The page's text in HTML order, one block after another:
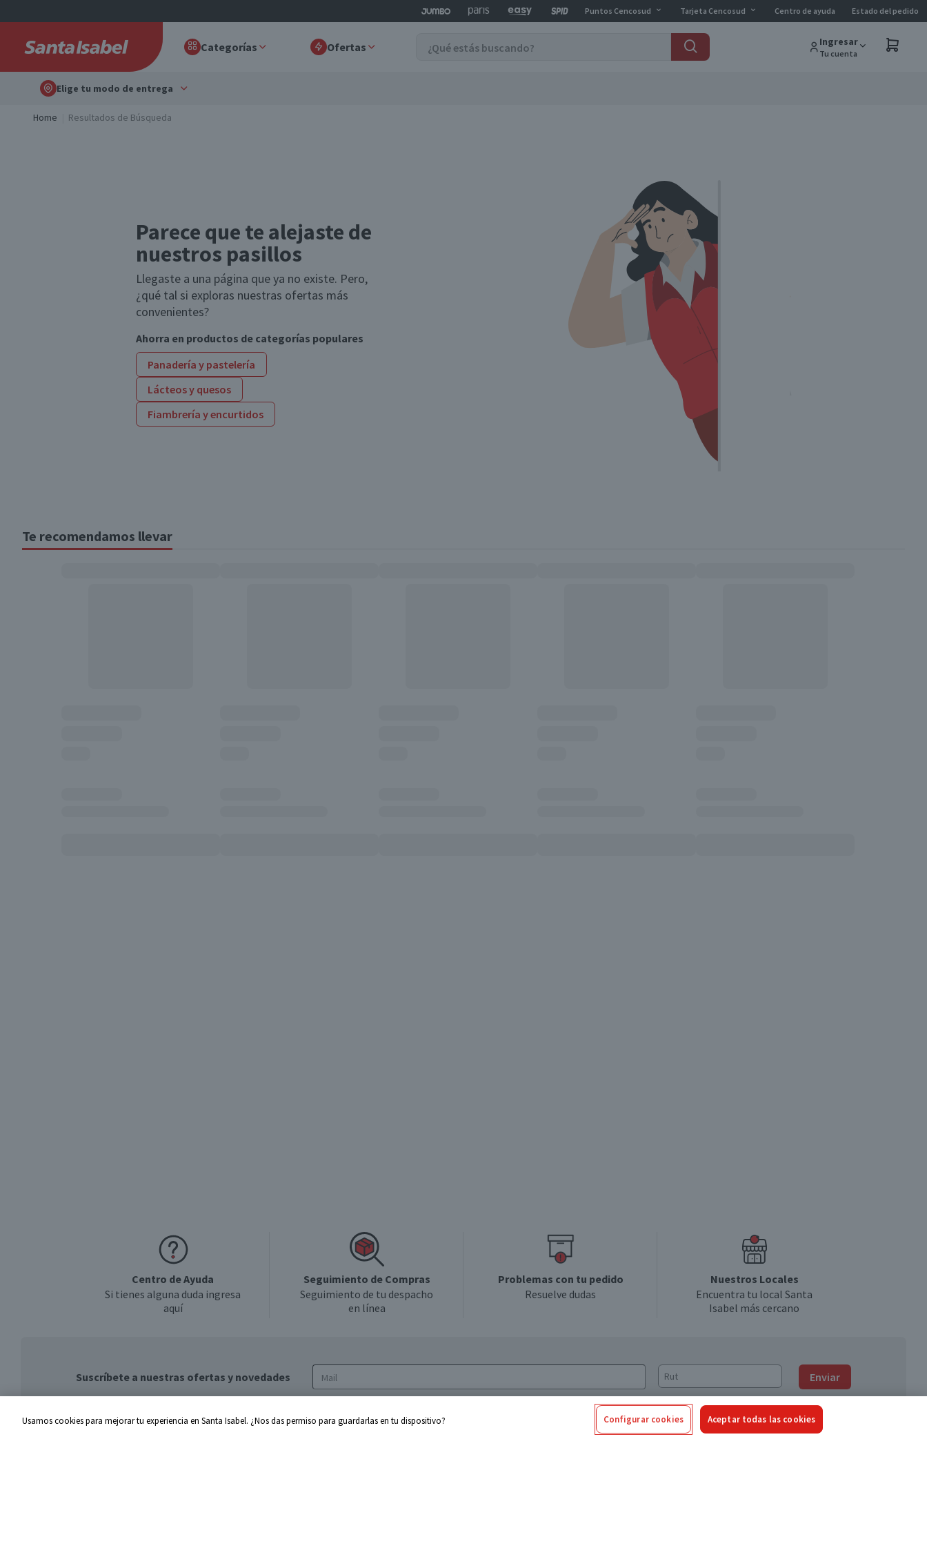
Puntos Cencosud Tarjeta Cencosud Centro de ayuda Estado del pedido
Categorías Ofertas Ingresar
Tu cuenta
Elige tu modo de entrega
Home Resultados de Búsqueda
Parece que te alejaste de
nuestros pasillos
Llegaste a una página que ya no existe. Pero,
¿qué tal si exploras nuestras ofertas más
convenientes?
Ahorra en productos de categorías populares
Panadería y pastelería
Lácteos y quesos
Fiambrería y encurtidos
Te recomendamos llevar
Centro de Ayuda
Si tienes alguna duda ingresa
aquí
Seguimiento de Compras
Seguimiento de tu despacho
en línea
Problemas con tu pedido
Resuelve dudas
Nuestros Locales
Encuentra tu local Santa
Isabel más cercano
Suscríbete a nuestras ofertas y novedades Enviar
de privacidad y de tratamiento de datos
Usamos cookies para mejorar tu experiencia en Santa Isabel. ¿Nos das permiso para guardarlas en tu dispositivo? Configurar cookies Aceptar todas las cookies